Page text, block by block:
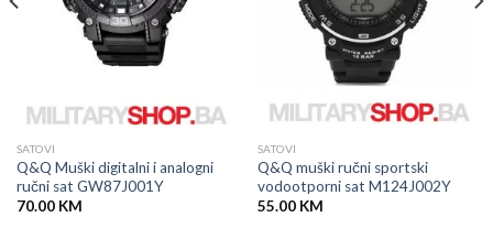
SATOVI
Q&Q Muški digitalni i analogni
ručni sat GW87J001Y
70.00 KM
SATOVI
Q&Q muški ručni sportski
vodootporni sat M124J002Y
55.00 KM